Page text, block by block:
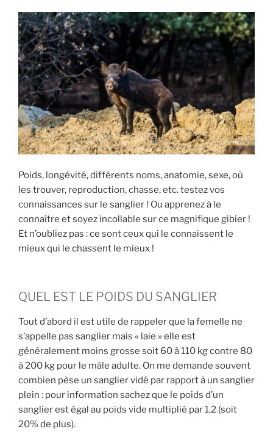
e
t
s
j
o
u
r
d
e
c
h
a
s
s
e
É
L
E
Poids, longévité, différents noms, anatomie, sexe, où
les trouver, reproduction, chasse, etc. testez vos
connaissances sur le sanglier ! Ou apprenez à le
connaître et soyez incollable sur ce magnifique gibier !
Et n’oubliez pas : ce sont ceux qui le connaissent le
mieux qui le chassent le mieux !
QUEL EST LE POIDS DU SANGLIER
Tout d’abord il est utile de rappeler que la femelle ne
s’appelle pas sanglier mais « laie » elle est
généralement moins grosse soit 60 à 110 kg contre 80
à 200 kg pour le mâle adulte. On me demande souvent
combien pèse un sanglier vidé par rapport à un sanglier
plein : pour information sachez que le poids d’un
sanglier est égal au poids vide multiplié par 1,2 (soit
20% de plus).